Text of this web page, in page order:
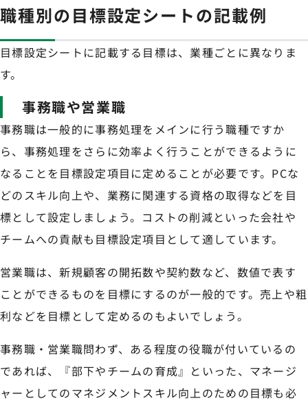
職種別の目標設定シートの記載例
目標設定シートに記載する目標は、業種ごとに異なりま
す。
事務職や営業職
事務職は一般的に事務処理をメインに行う職種ですか
ら、事務処理をさらに効率よく行うことができるように
なることを目標設定項目に定めることが必要です。PCな
どのスキル向上や、業務に関連する資格の取得などを目
標として設定しましょう。コストの削減といった会社や
チームへの貢献も目標設定項目として適しています。
営業職は、新規顧客の開拓数や契約数など、数値で表す
ことができるものを目標にするのが一般的です。売上や粗
利などを目標として定めるのもよいでしょう。
事務職・営業職問わず、ある程度の役職が付いているの
であれば、『部下やチームの育成』といった、マネージ
ャーとしてのマネジメントスキル向上のための目標も必